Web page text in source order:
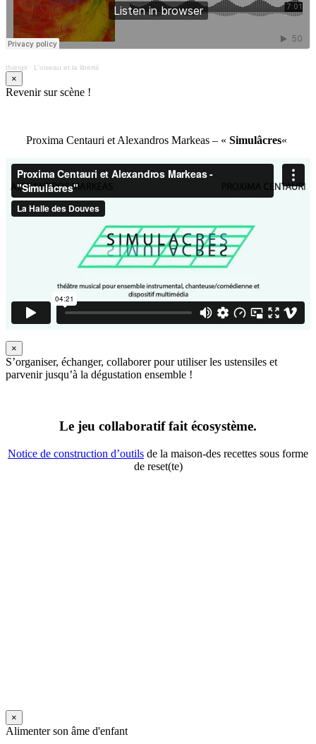
thiergir · L'oiseau et la liberté
×
Revenir sur scène !
Proxima Centauri et Alexandros Markeas – « Simulâcres«
×
S’organiser, échanger, collaborer pour utiliser les ustensiles et
parvenir jusqu’à la dégustation ensemble !
Le jeu collaboratif fait écosystème.
Notice de construction d’outils de la maison-des recettes sous forme
de reset(te)
×
Alimenter son âme d'enfant